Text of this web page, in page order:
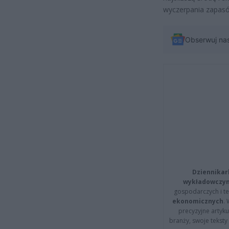
wyczerpania
Obserwuj
gospodarczych i
ekonomicznych.
precyzyjne
branży, swoje